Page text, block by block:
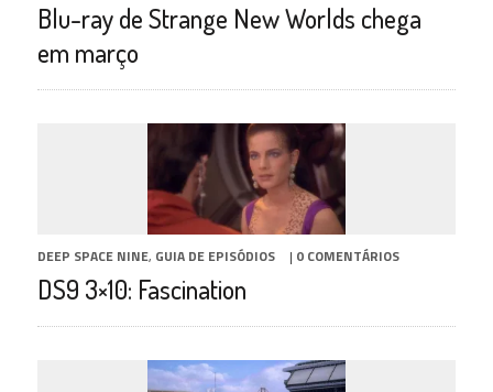
Blu-ray de Strange New Worlds chega
em março
DEEP SPACE NINE, GUIA DE EPISÓDIOS | 0 COMENTÁRIOS
DS9 3×10: Fascination